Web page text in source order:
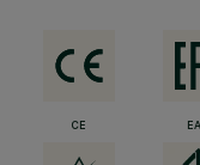
CE